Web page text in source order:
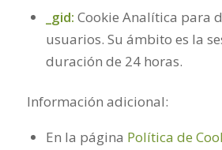
_gid: Cookie Analítica para
usuarios. Su ámbito es la
duración de 24 horas.
Información adicional:
En la página Política de